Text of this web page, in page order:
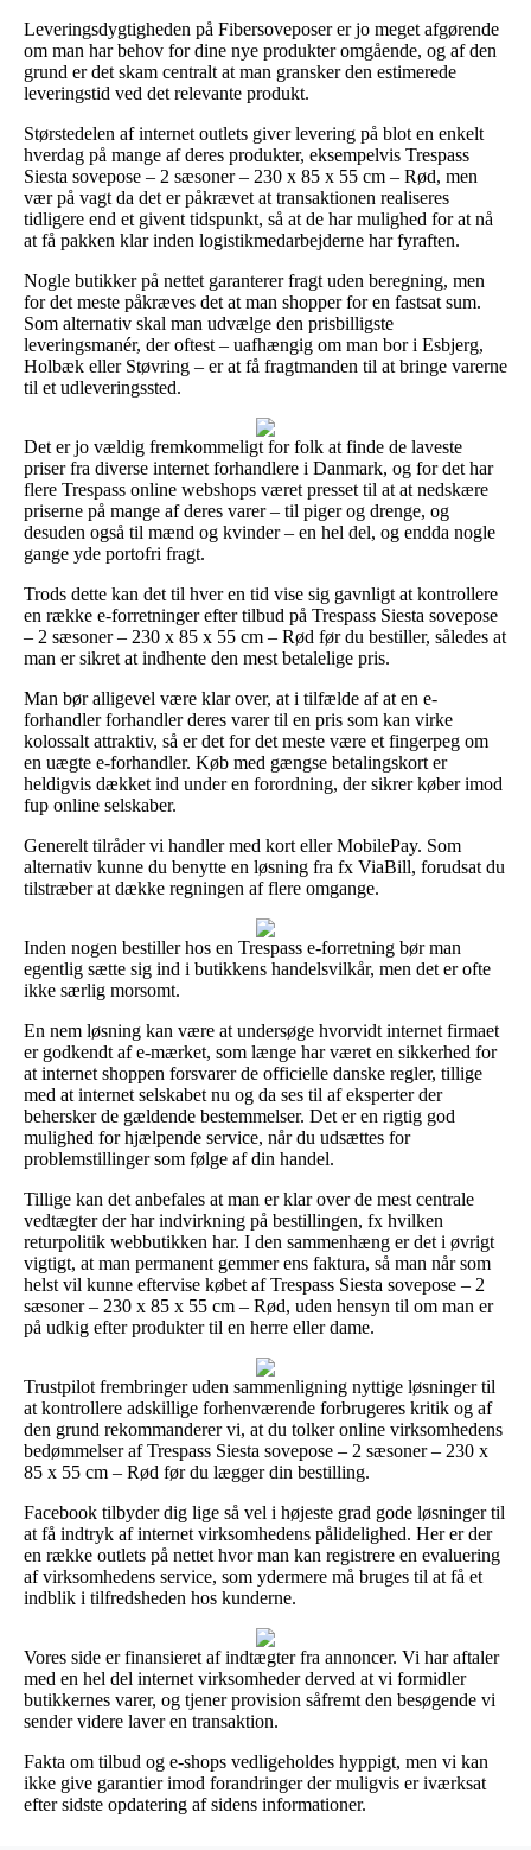
Leveringsdygtigheden på Fibersoveposer er jo meget afgørende
om man har behov for dine nye produkter omgående, og af den
grund er det skam centralt at man gransker den estimerede
leveringstid ved det relevante produkt.
Størstedelen af internet outlets giver levering på blot en enkelt
hverdag på mange af deres produkter, eksempelvis Trespass
Siesta sovepose – 2 sæsoner – 230 x 85 x 55 cm – Rød, men
vær på vagt da det er påkrævet at transaktionen realiseres
tidligere end et givent tidspunkt, så at de har mulighed for at nå
at få pakken klar inden logistikmedarbejderne har fyraften.
Nogle butikker på nettet garanterer fragt uden beregning, men
for det meste påkræves det at man shopper for en fastsat sum.
Som alternativ skal man udvælge den prisbilligste
leveringsmanér, der oftest – uafhængig om man bor i Esbjerg,
Holbæk eller Støvring – er at få fragtmanden til at bringe varerne
til et udleveringssted.
Det er jo vældig fremkommeligt for folk at finde de laveste
priser fra diverse internet forhandlere i Danmark, og for det har
flere Trespass online webshops været presset til at at nedskære
priserne på mange af deres varer – til piger og drenge, og
desuden også til mænd og kvinder – en hel del, og endda nogle
gange yde portofri fragt.
Trods dette kan det til hver en tid vise sig gavnligt at kontrollere
en række e-forretninger efter tilbud på Trespass Siesta sovepose
– 2 sæsoner – 230 x 85 x 55 cm – Rød før du bestiller, således at
man er sikret at indhente den mest betalelige pris.
Man bør alligevel være klar over, at i tilfælde af at en e-
forhandler forhandler deres varer til en pris som kan virke
kolossalt attraktiv, så er det for det meste være et fingerpeg om
en uægte e-forhandler. Køb med gængse betalingskort er
heldigvis dækket ind under en forordning, der sikrer køber imod
fup online selskaber.
Generelt tilråder vi handler med kort eller MobilePay. Som
alternativ kunne du benytte en løsning fra fx ViaBill, forudsat du
tilstræber at dække regningen af flere omgange.
Inden nogen bestiller hos en Trespass e-forretning bør man
egentlig sætte sig ind i butikkens handelsvilkår, men det er ofte
ikke særlig morsomt.
En nem løsning kan være at undersøge hvorvidt internet firmaet
er godkendt af e-mærket, som længe har været en sikkerhed for
at internet shoppen forsvarer de officielle danske regler, tillige
med at internet selskabet nu og da ses til af eksperter der
behersker de gældende bestemmelser. Det er en rigtig god
mulighed for hjælpende service, når du udsættes for
problemstillinger som følge af din handel.
Tillige kan det anbefales at man er klar over de mest centrale
vedtægter der har indvirkning på bestillingen, fx hvilken
returpolitik webbutikken har. I den sammenhæng er det i øvrigt
vigtigt, at man permanent gemmer ens faktura, så man når som
helst vil kunne eftervise købet af Trespass Siesta sovepose – 2
sæsoner – 230 x 85 x 55 cm – Rød, uden hensyn til om man er
på udkig efter produkter til en herre eller dame.
Trustpilot frembringer uden sammenligning nyttige løsninger til
at kontrollere adskillige forhenværende forbrugeres kritik og af
den grund rekommanderer vi, at du tolker online virksomhedens
bedømmelser af Trespass Siesta sovepose – 2 sæsoner – 230 x
85 x 55 cm – Rød før du lægger din bestilling.
Facebook tilbyder dig lige så vel i højeste grad gode løsninger til
at få indtryk af internet virksomhedens pålidelighed. Her er der
en række outlets på nettet hvor man kan registrere en evaluering
af virksomhedens service, som ydermere må bruges til at få et
indblik i tilfredsheden hos kunderne.
Vores side er finansieret af indtægter fra annoncer. Vi har aftaler
med en hel del internet virksomheder derved at vi formidler
butikkernes varer, og tjener provision såfremt den besøgende vi
sender videre laver en transaktion.
Fakta om tilbud og e-shops vedligeholdes hyppigt, men vi kan
ikke give garantier imod forandringer der muligvis er iværksat
efter sidste opdatering af sidens informationer.